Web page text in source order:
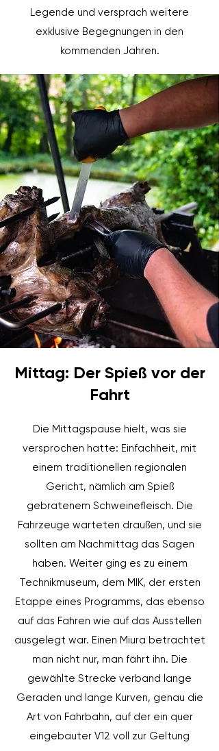
Legende und versprach weitere
exklusive Begegnungen in den
kommenden Jahren.
Mittag: Der Spieß vor der
Fahrt
Die Mittagspause hielt, was sie
versprochen hatte: Einfachheit, mit
einem traditionellen regionalen
Gericht, nämlich am Spieß
gebratenem Schweinefleisch. Die
Fahrzeuge warteten draußen, und sie
sollten am Nachmittag das Sagen
haben. Weiter ging es zu einem
Technikmuseum, dem MIK, der ersten
Etappe eines Programms, das ebenso
auf das Fahren wie auf das Ausstellen
ausgelegt war. Einen Miura betrachtet
man nicht nur, man fährt ihn. Die
gewählte Strecke verband lange
Geraden und lange Kurven, genau die
Art von Fahrbahn, auf der ein quer
eingebauter V12 voll zur Geltung